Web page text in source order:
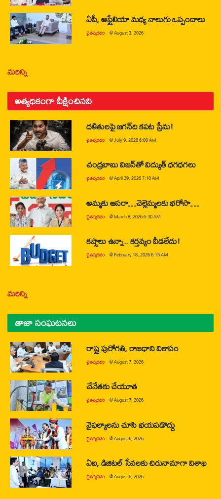
ఏపీ, ఆస్ట్రేలియా మధ్య నాలుగు ఒప్పందాలు
చైతన్యరధం @August 3, 2026
మరిన్ని
అత్యధికంగా వీక్షించినవి
దళితులపై జగన్‌ది కపట ప్రేమ!
చైతన్యరధం @July 9, 2026 6:00 AM
చంద్రబాబు విజన్‌తో విద్యుత్ ధగధగలు
చైతన్యరధం @April 29, 2026 7:10 AM
అమ్మకు ఆసరా…చెల్లెమ్మలకు భరోసా…
చైతన్యరధం @March 8, 2026 6:30 AM
కష్టాలు ఉన్నా.. కర్తవ్యం వీడలేదు!
చైతన్యరధం @February 18, 2026 6:15 AM
మరిన్ని
తాజా సంఘటనలు
రాష్ట్ర పురోగతి, రాజధాని వికాసం
చైతన్యరధం @August 7, 2026
చేనేతకు చేయూత
చైతన్యరధం @August 7, 2026
వైఫల్యాలను చూసి భయపడొద్దు
చైతన్యరధం @August 6, 2026
ఏఐ, డిజిటల్ సేవలకు చిరునామాగా విశాఖ
చైతన్యరధం @August 6, 2026